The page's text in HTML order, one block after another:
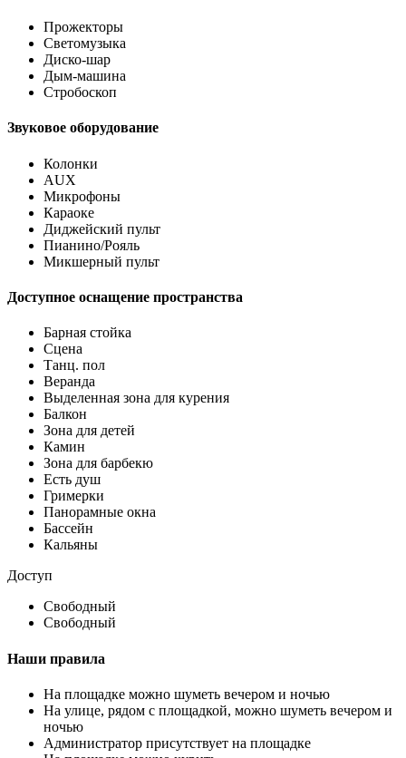
Прожекторы
Светомузыка
Диско-шар
Дым-машина
Стробоскоп
Звуковое оборудование
Колонки
AUX
Микрофоны
Караоке
Диджейский пульт
Пианино/Рояль
Микшерный пульт
Доступное оснащение пространства
Барная стойка
Сцена
Танц. пол
Веранда
Выделенная зона для курения
Балкон
Зона для детей
Камин
Зона для барбекю
Есть душ
Гримерки
Панорамные окна
Бассейн
Кальяны
Доступ
Свободный
Свободный
Наши правила
На площадке можно шуметь вечером и ночью
На улице, рядом с площадкой, можно шуметь вечером и
ночью
Администратор присутствует на площадке